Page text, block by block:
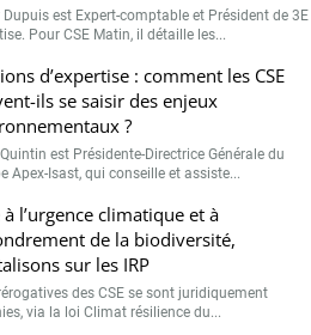
Dupuis est Expert-comptable et Président de 3E
Pour CSE Matin, il détaille les...
d’expertise : comment les CSE
ils se saisir des enjeux
?
est Présidente-Directrice Générale du
Apex-Isast, qui conseille et assiste...
à l’urgence climatique et à
de la biodiversité,
sur les IRP
des CSE se sont juridiquement
via la loi Climat résilience du...